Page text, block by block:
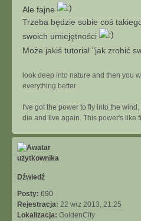
j
s
Ale fajne
Trzeba będzie sobie coś
swoich umiejętności
Może jakiś tutorial "jak zrobić
look deep into nature and then you
everything better
I've got the power to fly into the
die and live again. This power's like
Dźwiedź
Posty: 690
Rejestracja: 22 wrz 2013, 21:25
Lokalizacja: GoldenCity